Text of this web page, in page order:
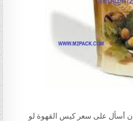
أسأل على سعر كيس القهوة لو